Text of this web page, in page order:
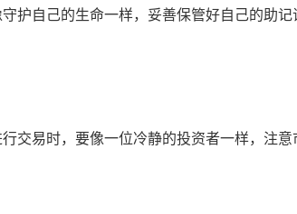
护自己的生命一样，妥善保管好自己的助
交易时，要像一位冷静的投资者一样，注